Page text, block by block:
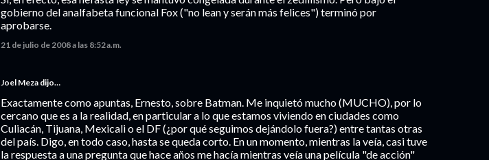
gobierno del analfabeta funcional Fox ("no lean y serán más felices") terminó por
aprobarse.
21 de julio de 2008 a las 8:52 a.m.
Joel Meza dijo…
Exactamente como apuntas, Ernesto, sobre Batman. Me inquietó mucho (MUCHO), por lo
cercano que es a la realidad, en particular a lo que estamos viviendo en ciudades como
Culiacán, Tijuana, Mexicali o el DF (¿por qué seguimos dejándolo fuera?) entre tantas otras
del país. Digo, en todo caso, hasta se queda corto. En un momento, mientras la veía, casi tuve
la respuesta a una pregunta que hace años me hacía mientras veía una película "de acción"